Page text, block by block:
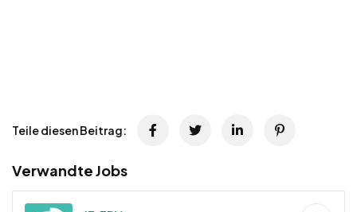
Teile diesen Beitrag:
Verwandte Jobs